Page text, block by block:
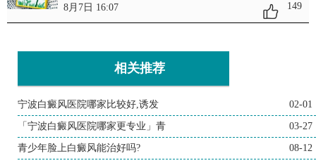
8月7日 16:07
149
相关推荐
宁波白癜风医院哪家比较好,诱发 02-01
「宁波白癜风医院哪家更专业」青 03-27
青少年脸上白癜风能治好吗? 08-12